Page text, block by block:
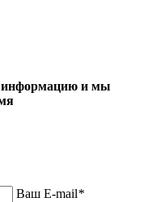
информацию и мы
Ваш E-mail*